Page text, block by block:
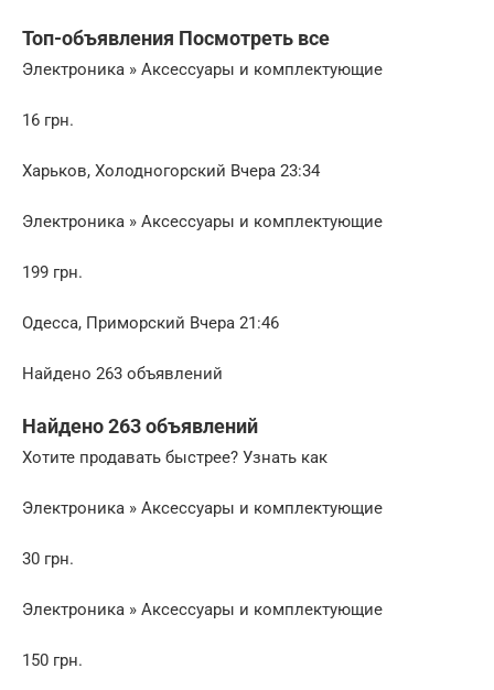
Топ-объявления Посмотреть все
Электроника » Аксессуары и комплектующие
16 грн.
Харьков, Холодногорский Вчера 23:34
Электроника » Аксессуары и комплектующие
199 грн.
Одесса, Приморский Вчера 21:46
Найдено 263 объявлений
Найдено 263 объявлений
Хотите продавать быстрее? Узнать как
Электроника » Аксессуары и комплектующие
30 грн.
Электроника » Аксессуары и комплектующие
150 грн.